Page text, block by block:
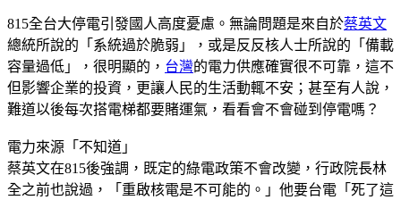
815全台大停電引發國人高度憂慮。無論問題是來自於蔡英文
總統所說的「系統過於脆弱」，或是反反核人士所說的「備載
容量過低」，很明顯的， 台灣的電力供應確實很不可靠，這不
但影響企業的投資，更讓人民的生活動輒不安；甚至有人說，
難道以後每次搭電梯都要賭運氣，看看會不會碰到停電嗎？
電力來源「不知道」
蔡英文在815後強調，既定的綠電政策不會改變，行政院長林
全之前也說過，「重啟核電是不可能的。」他要台電「死了這